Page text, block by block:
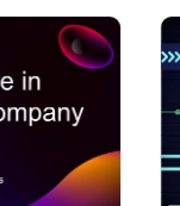
thông tin
cả thông
phủ có thể
các cuộc
đề này
nó trước ủy
nguyên này